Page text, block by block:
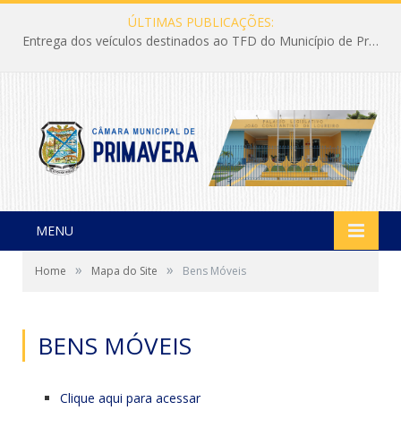
ÚLTIMAS PUBLICAÇÕES:
Entrega dos veículos destinados ao TFD do Município de Primavera
MENU
Home » Mapa do Site » Bens Móveis
BENS MÓVEIS
Clique aqui para acessar